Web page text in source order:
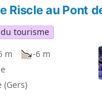
Riscle au Pont
tourisme
m
-6 m
(Gers)